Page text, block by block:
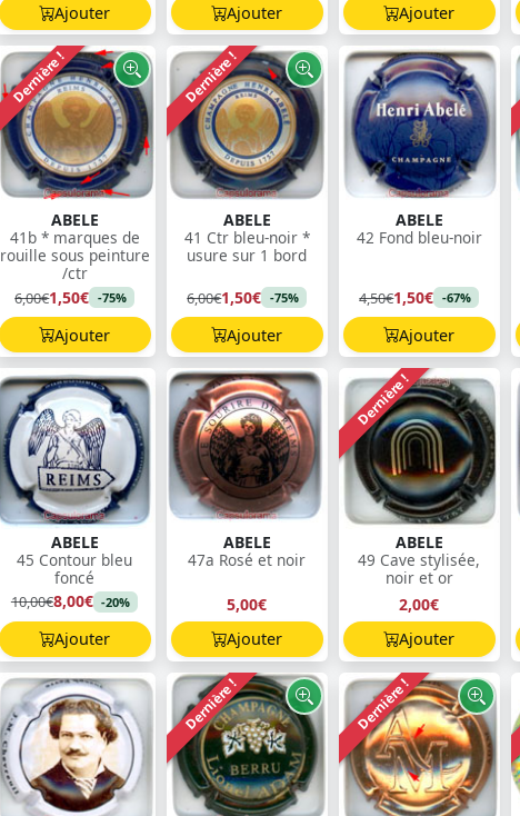
Ajouter Ajouter Ajouter
Dernière !
ABELE
41b * marques de
rouille sous peinture
/ctr
6,00€1,50€ -75%
Ajouter
Dernière !
ABELE
41 Ctr bleu-noir *
usure sur 1 bord
6,00€1,50€ -75%
Ajouter
ABELE
42 Fond bleu-noir
4,50€1,50€ -67%
Ajouter
ABELE
45 Contour bleu
foncé
10,00€8,00€ -20%
Ajouter
ABELE
47a Rosé et noir
5,00€
Ajouter
Dernière !
ABELE
49 Cave stylisée,
noir et or
2,00€
Ajouter
Dernière ! Dernière !